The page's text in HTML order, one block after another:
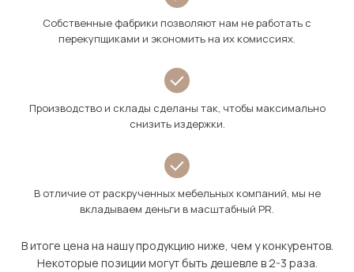
Собственные фабрики позволяют нам не работать с
перекупщиками и экономить на их комиссиях.
Производство и склады сделаны так, чтобы максимально
снизить издержки.
В отличие от раскрученных мебельных компаний, мы не
вкладываем деньги в масштабный PR.
В итоге цена на нашу продукцию ниже, чем у конкурентов.
Некоторые позиции могут быть дешевле в 2-3 раза.